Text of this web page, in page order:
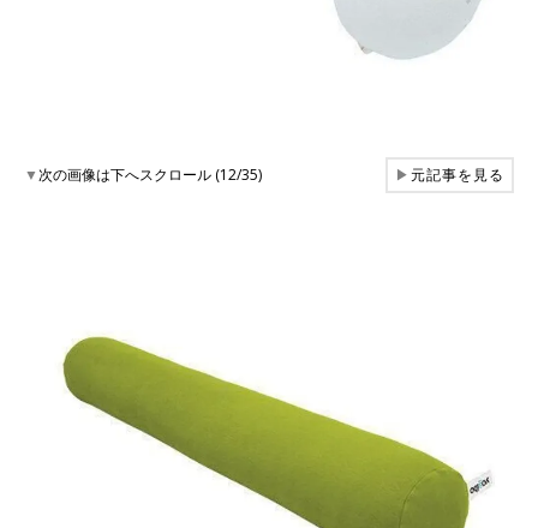
▼次の画像は下へスクロール (12/35) ▶元記事を見る